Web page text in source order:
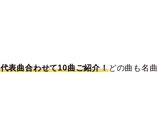
表曲合わせて10曲ご紹介！どの曲も名曲